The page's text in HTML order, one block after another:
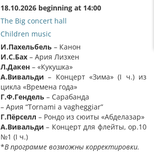
18.10.2026 beginning at 14:00
The Big concert hall
Children music
И.Пахельбель – Канон
И.С.Бах – Ария Лизхен
Л.Дакен – «Кукушка»
А.Вивальди – Концерт «Зима» (І ч.) из
цикла «Времена года»
Г.Ф.Гендель – Сарабанда
– Ария “Tornami a vagheggiar”
Г.Пёрселл – Рондо из сюиты «Абделазар»
А.Вивальди – Концерт для флейты, ор.10
№1 (І ч.)
*В программе возможны корректировки.